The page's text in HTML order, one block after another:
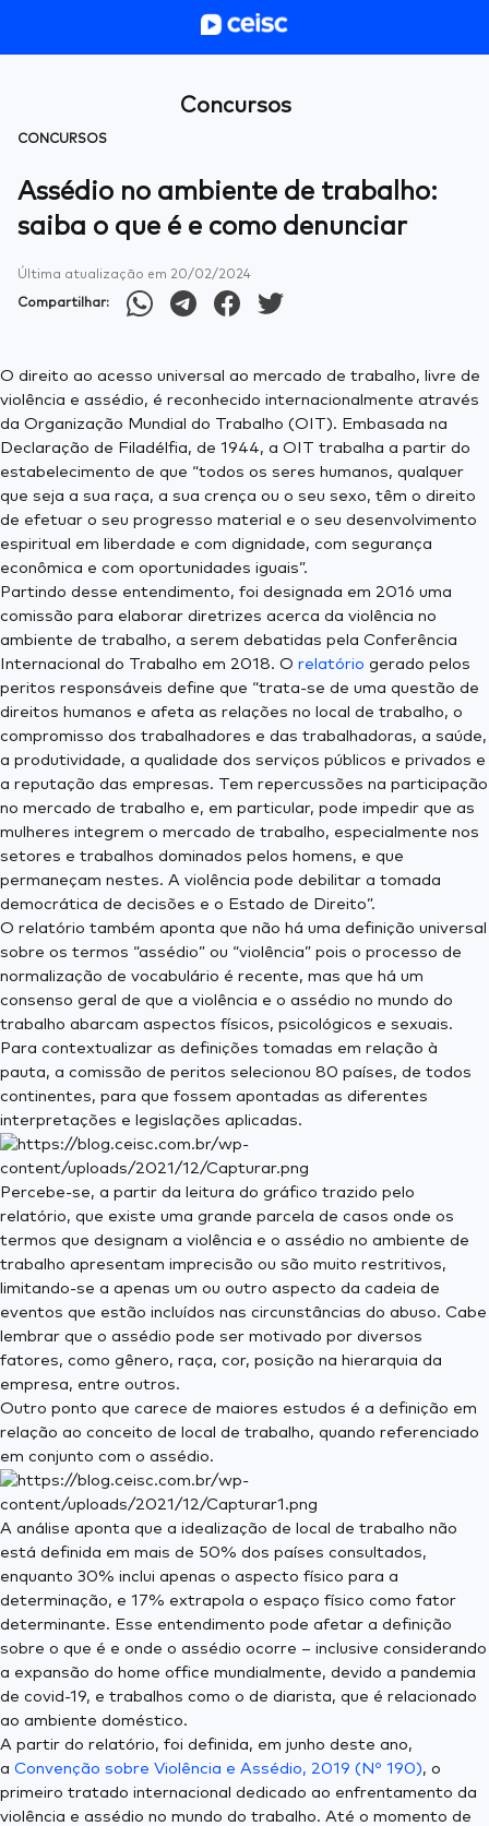
Concursos
CONCURSOS
Assédio no ambiente de trabalho:
saiba o que é e como denunciar
Última atualização em 20/02/2024
Compartilhar:
O direito ao acesso universal ao mercado de trabalho, livre de
violência e assédio, é reconhecido internacionalmente através
da Organização Mundial do Trabalho (OIT). Embasada na
Declaração de Filadélfia, de 1944, a OIT trabalha a partir do
estabelecimento de que “todos os seres humanos, qualquer
que seja a sua raça, a sua crença ou o seu sexo, têm o direito
de efetuar o seu progresso material e o seu desenvolvimento
espiritual em liberdade e com dignidade, com segurança
econômica e com oportunidades iguais”.
Partindo desse entendimento, foi designada em 2016 uma
comissão para elaborar diretrizes acerca da violência no
ambiente de trabalho, a serem debatidas pela Conferência
Internacional do Trabalho em 2018. O relatório gerado pelos
peritos responsáveis define que “trata-se de uma questão de
direitos humanos e afeta as relações no local de trabalho, o
compromisso dos trabalhadores e das trabalhadoras, a saúde,
a produtividade, a qualidade dos serviços públicos e privados e
a reputação das empresas. Tem repercussões na participação
no mercado de trabalho e, em particular, pode impedir que as
mulheres integrem o mercado de trabalho, especialmente nos
setores e trabalhos dominados pelos homens, e que
permaneçam nestes. A violência pode debilitar a tomada
democrática de decisões e o Estado de Direito”.
O relatório também aponta que não há uma definição universal
sobre os termos “assédio” ou “violência” pois o processo de
normalização de vocabulário é recente, mas que há um
consenso geral de que a violência e o assédio no mundo do
trabalho abarcam aspectos físicos, psicológicos e sexuais.
Para contextualizar as definições tomadas em relação à
pauta, a comissão de peritos selecionou 80 países, de todos
continentes, para que fossem apontadas as diferentes
interpretações e legislações aplicadas.
Percebe-se, a partir da leitura do gráfico trazido pelo
relatório, que existe uma grande parcela de casos onde os
termos que designam a violência e o assédio no ambiente de
trabalho apresentam imprecisão ou são muito restritivos,
limitando-se a apenas um ou outro aspecto da cadeia de
eventos que estão incluídos nas circunstâncias do abuso. Cabe
lembrar que o assédio pode ser motivado por diversos
fatores, como gênero, raça, cor, posição na hierarquia da
empresa, entre outros.
Outro ponto que carece de maiores estudos é a definição em
relação ao conceito de local de trabalho, quando referenciado
em conjunto com o assédio.
A análise aponta que a idealização de local de trabalho não
está definida em mais de 50% dos países consultados,
enquanto 30% inclui apenas o aspecto físico para a
determinação, e 17% extrapola o espaço físico como fator
determinante. Esse entendimento pode afetar a definição
sobre o que é e onde o assédio ocorre – inclusive considerando
a expansão do home office mundialmente, devido a pandemia
de covid-19, e trabalhos como o de diarista, que é relacionado
ao ambiente doméstico.
A partir do relatório, foi definida, em junho deste ano,
a Convenção sobre Violência e Assédio, 2019 (Nº 190), o
primeiro tratado internacional dedicado ao enfrentamento da
violência e assédio no mundo do trabalho. Até o momento de